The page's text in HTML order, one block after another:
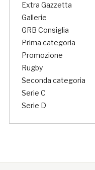
Extra Gazzetta
Gallerie
GRB Consiglia
Prima categoria
Promozione
Rugby
Seconda categoria
Serie C
Serie D